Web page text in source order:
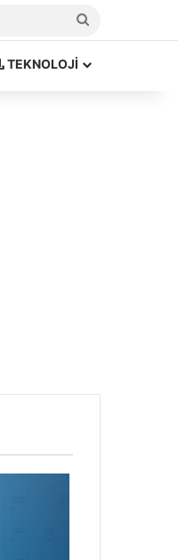
TEKNOLOJİ